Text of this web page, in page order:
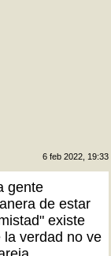
6 feb 2022, 19:33
gente
de estar
existe
verdad no ve